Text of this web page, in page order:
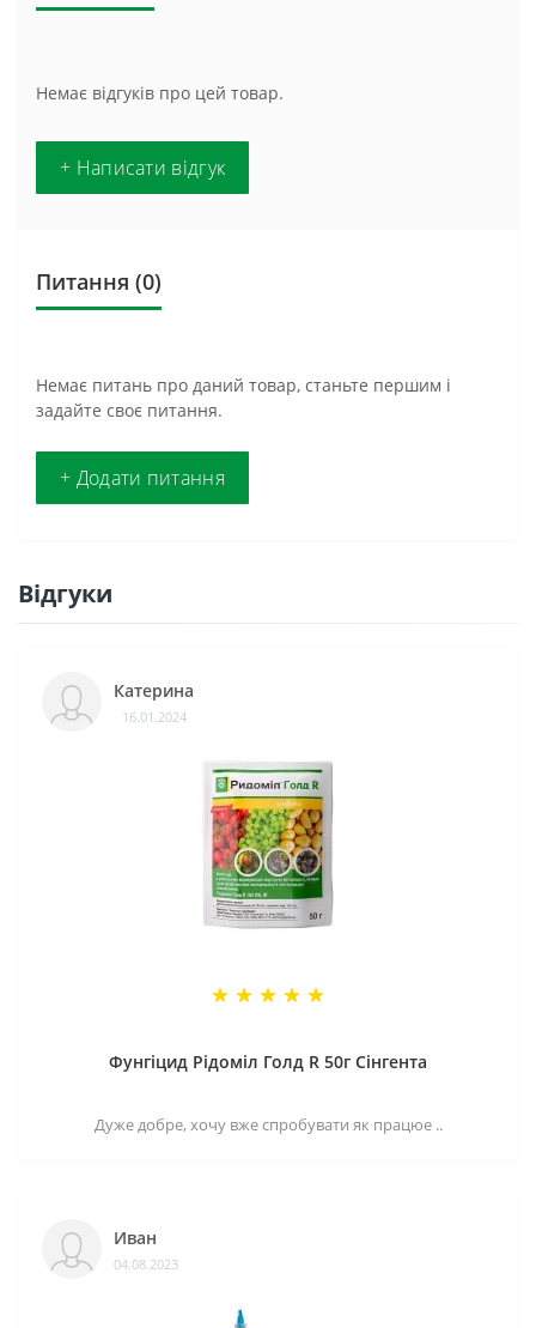
Немає відгуків про цей товар.
+ Написати відгук
Питання (0)
Немає питань про даний товар, станьте першим і
задайте своє питання.
+ Додати питання
Відгуки
Катерина
16.01.2024
Фунгіцид Рідоміл Голд R 50г Сінгента
Дуже добре, хочу вже спробувати як працюе ..
Иван
04.08.2023